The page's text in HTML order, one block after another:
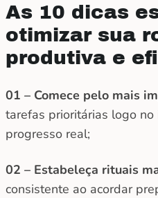
As 10 dicas
otimizar sua
produtiva e
01 – Comece pelo mais
tarefas prioritárias logo
progresso real;
02 – Estabeleça rituais
consistente ao acordar